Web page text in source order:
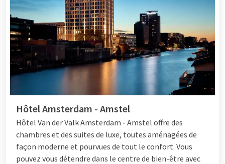
Hôtel Amsterdam - Amstel
Hôtel Van der Valk Amsterdam - Amstel offre des
chambres et des suites de luxe, toutes aménagées de
façon moderne et pourvues de tout le confort. Vous
pouvez vous détendre dans le centre de bien-être avec